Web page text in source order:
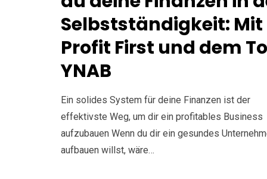
Selbstständigkeit: Mit
Profit First und dem
YNAB
Ein solides System für deine Finanzen ist der
effektivste Weg, um dir ein profitables Business
aufzubauen Wenn du dir ein gesundes
aufbauen willst, wäre…